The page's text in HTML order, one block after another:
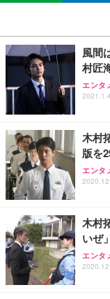
風間
村匠
エンタ
木村
版を
エンタ
木村
いぜ
エンタ